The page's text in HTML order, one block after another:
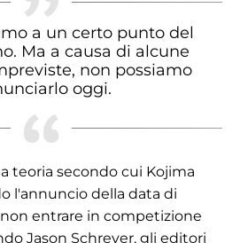
a un certo punto del
Ma a causa di alcune
non possiamo
oggi.
teoria secondo cui Kojima
l'annuncio della data di
non entrare in competizione
Jason Schreyer, gli editori